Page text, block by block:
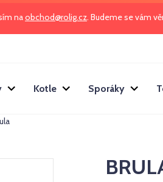
naobchod@rolig.cz. Budeme se vám
Kotle Sporáky